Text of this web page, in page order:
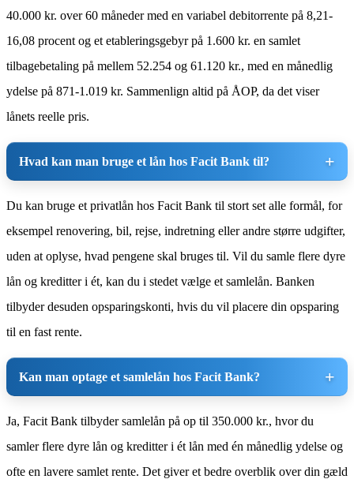
40.000 kr. over 60 måneder med en variabel debitorrente på 8,21-
16,08 procent og et etableringsgebyr på 1.600 kr. en samlet
tilbagebetaling på mellem 52.254 og 61.120 kr., med en månedlig
ydelse på 871-1.019 kr. Sammenlign altid på ÅOP, da det viser
lånets reelle pris.
Hvad kan man bruge et lån hos Facit Bank til?
Du kan bruge et privatlån hos Facit Bank til stort set alle formål, for
eksempel renovering, bil, rejse, indretning eller andre større udgifter,
uden at oplyse, hvad pengene skal bruges til. Vil du samle flere dyre
lån og kreditter i ét, kan du i stedet vælge et samlelån. Banken
tilbyder desuden opsparingskonti, hvis du vil placere din opsparing
til en fast rente.
Kan man optage et samlelån hos Facit Bank?
Ja, Facit Bank tilbyder samlelån på op til 350.000 kr., hvor du
samler flere dyre lån og kreditter i ét lån med én månedlig ydelse og
ofte en lavere samlet rente. Det giver et bedre overblik over din gæld